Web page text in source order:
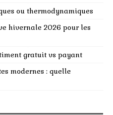
ou thermodynamiques
hivernale 2026 pour les
gratuit vs payant
modernes : quelle